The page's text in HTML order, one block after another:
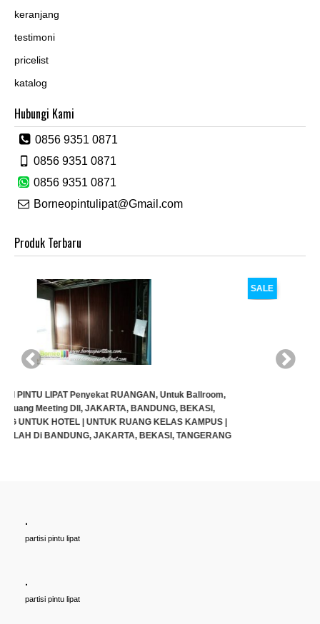
keranjang
testimoni
pricelist
katalog
Hubungi Kami
0856 9351 0871
0856 9351 0871
0856 9351 0871
Borneopintulipat@Gmail.com
Produk Terbaru
SALE
HOTEL, Ruang Meeting Dll, JAKARTA, BANDUNG, BEKASI,
.
partisi pintu lipat
.
partisi pintu lipat